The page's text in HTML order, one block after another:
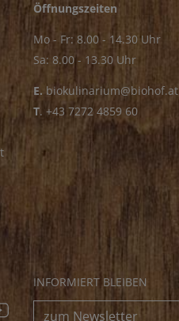
Öffnungszeiten
Mo - Fr: 8.00 - 14.30 Uhr
Sa: 8.00 - 13.30 Uhr
E. biokulinarium@biohof.at
T. +43 7272 4859 60
INFORMIERT BLEIBEN
zum Newsletter